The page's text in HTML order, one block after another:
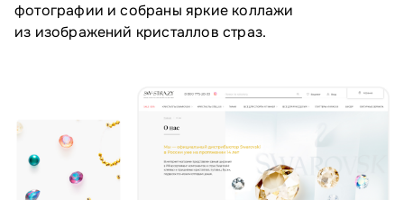
фотографии и собраны яркие коллажи
из изображений кристаллов страз.